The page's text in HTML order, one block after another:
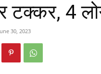
टक्कर, 4
30, 2023